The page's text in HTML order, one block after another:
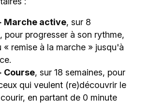
Marche active, sur 8
pour progresser à son rythme,
« remise à la marche » jusqu'à
Course, sur 18 semaines, pour
qui veulent (re)découvrir le
en partant de 0 minute